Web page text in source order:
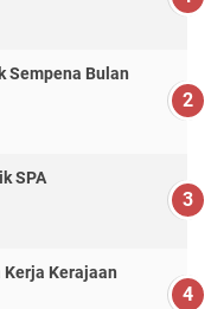
Sempena Bulan
SPA
Kerja Kerajaan